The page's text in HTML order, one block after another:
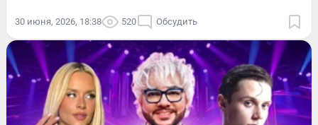
30 июня, 2026, 18:38 520 Обсудить